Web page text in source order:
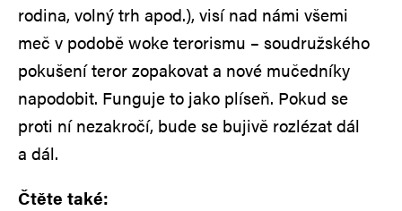
rodina, volný trh apod.), visí nad námi všemi
meč v podobě woke terorismu – soudružského
pokušení teror zopakovat a nové mučedníky
napodobit. Funguje to jako plíseň. Pokud se
proti ní nezakročí, bude se bujivě rozlézat dál
a dál.
Čtěte také: